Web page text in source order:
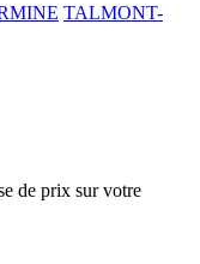
TALMONT-
de prix sur votre